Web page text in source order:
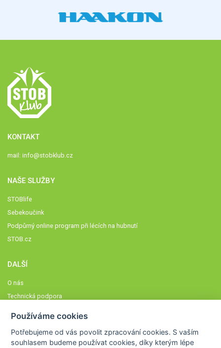
KONTAKT
mail: info@stobklub.cz
NAŠE SLUŽBY
STOBlife
Sebekoučink
Podpůrný online program při lécích na hubnutí
STOB.cz
DALŠÍ
O nás
Technická podpora
Členové STOBklubu
Používáme cookies
Potřebujeme od vás povolit zpracování cookies. S vaším
souhlasem budeme používat cookies, díky kterým lépe